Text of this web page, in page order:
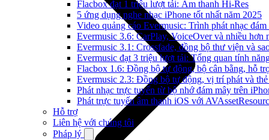
Flacbox đạt 1 triệu lượt tải: Âm thanh Hi-Res
5 ứng dụng nghe nhạc iPhone tốt nhất năm 2025
Video quảng cáo Evermusic: Trình phát nhạc đám
Evermusic 3.6: CarPlay, VoiceOver và nhiều hơn
Evermusic 3.1: Crossfade, đồng bộ thư viện và
Evermusic đạt 3 triệu lượt tải: Tổng quan tính
Flacbox 1.6: Đồng bộ tự động, bộ cân bằng, hỗ
Evermusic 2.3: Đồng bộ tự động, vị trí phát và thẻ
Phát nhạc trực tuyến từ bộ nhớ đám mây trên
Phát trực tuyến âm thanh iOS với
Hỗ trợ
Liên hệ với chúng tôi
Pháp lý